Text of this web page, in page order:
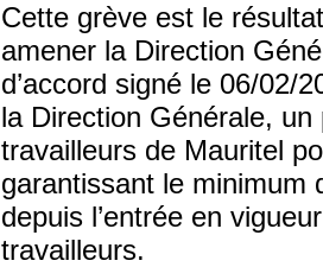
Cette grève est le
amener la Direction
d’accord signé le 06/02/
la Direction Générale, un
travailleurs de Mauritel
garantissant le minimum
depuis l’entrée en
travailleurs.